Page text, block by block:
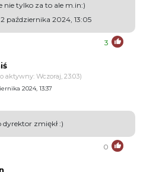
nie tylko za to ale m.in:)
października 2024, 13:05
3
aktywny: Wczoraj, 23:03)
2024, 13:37
dyrektor zmiękł :)
0